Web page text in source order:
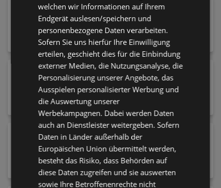
Käsemesser Profi Plus Edelstahl 28 cm
28,79 €
Regal 73,7/197,5/34,8 cm Dunkelbraun,
Graubraun
79,00 €
Spannbettlaken Basic
56,95 €
welchen wir Informationen auf Ihrem
Endgerät auslesen/speichern und
personenbezogene Daten verarbeiten.
Sofern Sie uns hierfür Ihre Einwilligung
erteilen, geschieht dies für die Einbindung
externer Medien, die Nutzungsanalyse, die
Personalisierung unserer Angebote, das
Ausspielen personalisierter Werbung und
die Auswertung unserer
Werbekampagnen. Dabei werden Daten
auch an Dienstleister weitergeben. Sofern
Daten in Länder außerhalb der
Europäischen Union übermittelt werden,
besteht das Risiko, dass Behörden auf
diese Daten zugreifen und sie auswerten
sowie Ihre Betroffenenrechte nicht